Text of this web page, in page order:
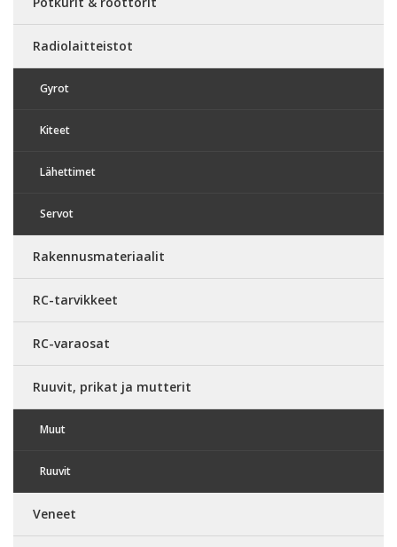
Radiolaitteistot
Gyrot
Kiteet
Lähettimet
Servot
Rakennusmateriaalit
RC-tarvikkeet
RC-varaosat
Ruuvit, prikat ja mutterit
Muut
Ruuvit
Veneet